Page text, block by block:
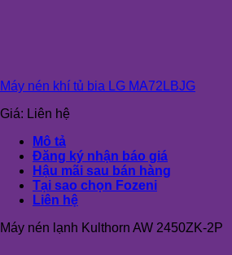
Máy nén khí tủ bia LG MA72LBJG
Giá: Liên hệ
Mô tả
Đăng ký nhận báo giá
Hậu mãi sau bán hàng
Tại sao chọn Fozeni
Liên hệ
Máy nén lạnh Kulthorn AW 2450ZK-2P